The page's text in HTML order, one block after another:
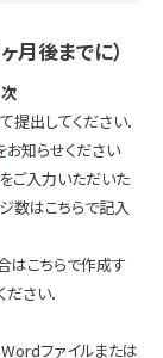
月後までに）
出してください．
お知らせください
をご入力いただいた
数はこちらで記入
こちらで作成す
さい．
ファイルまたは